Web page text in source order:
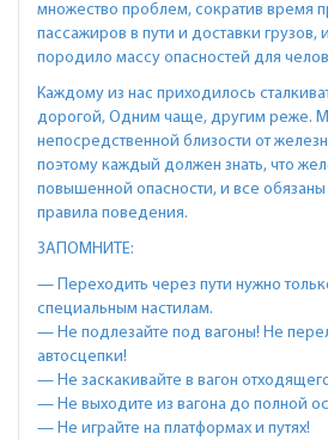
множество проблем, сократив время
пассажиров в пути и доставки грузов,
породило массу опасностей для
Каждому из нас приходилось
дорогой, Одним чаще, другим реже.
непосредственной близости от
поэтому каждый должен знать, что
повышенной опасности, и все обязаны
правила поведения.
ЗАПОМНИТЕ:
— Переходить через пути нужно
специальным настилам.
— Не подлезайте под вагоны! Не
автосцепки!
— Не заскакивайте в вагон
— Не выходите из вагона до полной
— Не играйте на платформах и путях!